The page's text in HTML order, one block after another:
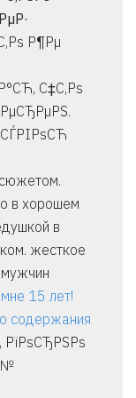
Р¶Рµ
С‡С‚Рѕ
в хорошем
в
жесткое
15 лет!
содержания